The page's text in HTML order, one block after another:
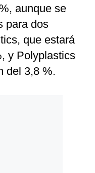
aunque se
para dos
que estará
y Polyplastics
del 3,8 %.